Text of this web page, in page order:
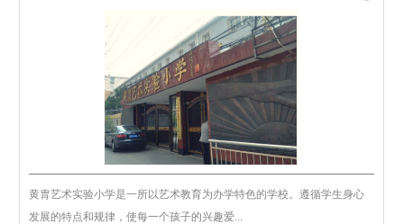
黄胄艺术实验小学是一所以艺术教育为办学特色的学校。遵循学生身心
发展的特点和规律，使每一个孩子的兴趣爱...